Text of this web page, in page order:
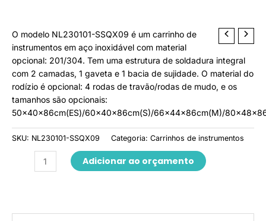
O modelo NL230101-SSQX09 é um carrinho de
instrumentos em aço inoxidável com material
opcional: 201/304. Tem uma estrutura de soldadura integral
com 2 camadas, 1 gaveta e 1 bacia de sujidade. O material do
rodízio é opcional: 4 rodas de travão/rodas de mudo, e os
tamanhos são opcionais:
50×40×86cm(ES)/60×40×86cm(S)/66×44×86cm(M)/
SKU: NL230101-SSQX09 Categoria: Carrinhos de instrumentos
Adicionar ao orçamento